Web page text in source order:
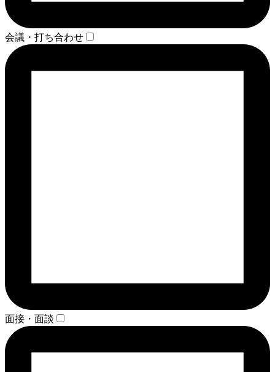
会議・打ち合わせ
面接・面談